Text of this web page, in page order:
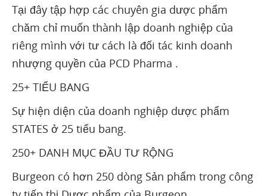
Tại đây tập hợp các chuyên gia dược phẩm
chăm chỉ muốn thành lập doanh nghiệp của
riêng mình với tư cách là đối tác kinh doanh
nhượng quyền của PCD Pharma .
25+ TIỂU BANG
Sự hiện diện của doanh nghiệp dược phẩm
STATES ở 25 tiểu bang.
250+ DANH MỤC ĐẦU TƯ RỘNG
Burgeon có hơn 250 dòng Sản phẩm trong công